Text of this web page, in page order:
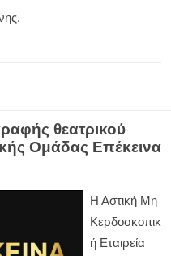
θεατρικού
Ομάδας Επέκεινα
Η Αστική Μη
Κερδοσκοπικ
ή Εταιρεία